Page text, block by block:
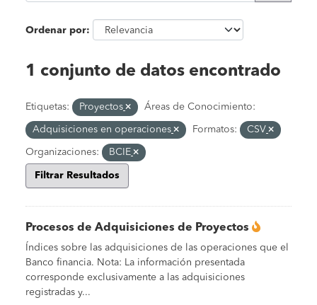
Ordenar por
1 conjunto de datos encontrado
Etiquetas: Proyectos Áreas de Conocimiento:
Adquisiciones en operaciones Formatos: CSV
Organizaciones: BCIE
Filtrar Resultados
Procesos de Adquisiciones de Proyectos
Índices sobre las adquisiciones de las operaciones que el
Banco financia. Nota: La información presentada
corresponde exclusivamente a las adquisiciones
registradas y...